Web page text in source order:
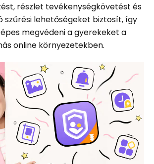
részlet tevékenységkövetést és
szűrési lehetőségeket biztosít, így
megvédeni a gyerekeket a
online környezetekben.